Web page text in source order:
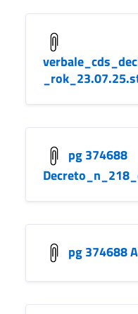
pg 374688
pg 374688